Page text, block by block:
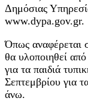
Δημόσιας
www.dypa.gov.gr.
Όπως αναφέρεται
θα υλοποιηθεί
για τα παιδιά
Σεπτεμβρίου για
άνω.